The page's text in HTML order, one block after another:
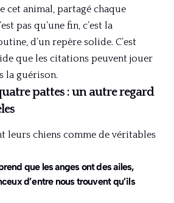
animal, partagé chaque
pas qu’une fin, c’est la
d’un repère solide. C’est
que les citations peuvent jouer
la guérison.
pattes : un autre regard
leurs chiens comme de véritables
que les anges ont des ailes,
d’entre nous trouvent qu’ils